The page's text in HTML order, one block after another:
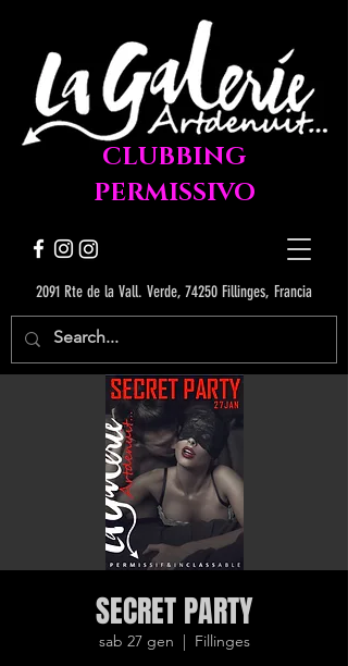
2091 Rte de la Vall. Verde, 74250 Fillinges, Francia
CLUBBING
PERMISSIVO
SECRET PARTY
sab 27 gen
  |
Fillinges